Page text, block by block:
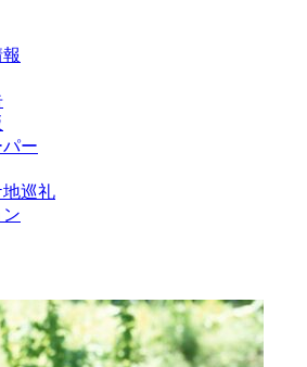
ー
巡礼